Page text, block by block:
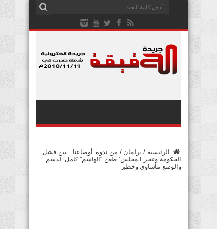
الرئيسية / برلمان / من ندوة ‘أوضاعنا.. بين فشل
الحكومة وعجز المجلس’ طعن “الهاشم” كامل الدسم ..
والوضع مأساوي وخطير